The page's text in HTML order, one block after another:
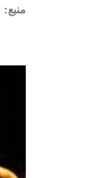
منبع: